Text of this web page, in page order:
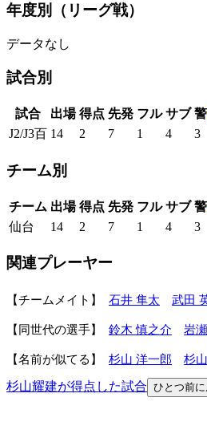
年度別 （リーグ戦）
データなし
試合別
試合 出場 得点 先発 フル サブ
J2/J3百 14 2 7 1 4 3
チーム別
チーム 出場 得点 先発 フル サブ
仙台
14 2 7 1 4 3
関連プレーヤー
チームメイト 石井 隼太 武田
同世代の選手 鈴木 慎之介 岩
名前が似てる 杉山 洋一郎 杉
杉山耀建が得点した試合 ひとつ前に